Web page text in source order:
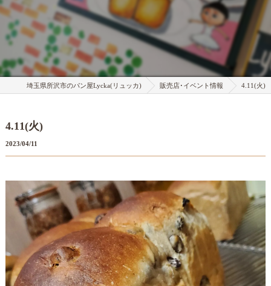
埼玉県所沢市のパン屋Lycka(リュッカ) 販売店･イベント情報 4.11(火)
4.11(火)
2023/04/11